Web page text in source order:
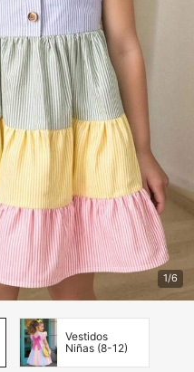
1/6
Vestidos
Niñas (8-12)